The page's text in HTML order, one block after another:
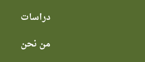
دراسات
من نحن